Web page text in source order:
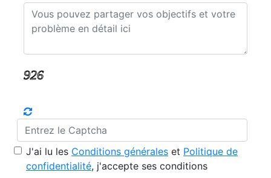
J'ai lu les Conditions générales et Politique de
confidentialité, j'accepte ses conditions